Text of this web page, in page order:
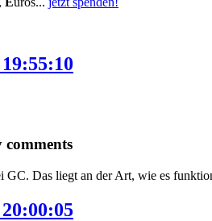
comments
GC. Das liegt an der Art, wie es